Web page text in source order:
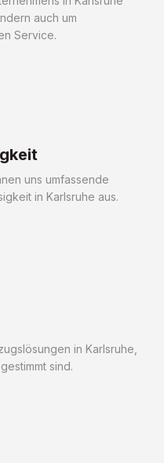
auch um
Service.
uns umfassende
in Karlsruhe aus.
in Karlsruhe,
sind.